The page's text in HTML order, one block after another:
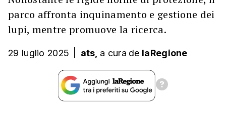
parco affronta inquinamento e gestione dei
lupi, mentre promuove la ricerca.
29 luglio 2025 ats, a cura de laRegione